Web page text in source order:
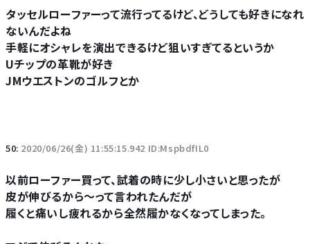
タッセルローファーって流行ってるけど、どうしても好きになれ
ないんだよね
手軽にオシャレを演出できるけど狙いすぎてるというか
Uチップの革靴が好き
JMウエストンのゴルフとか
50: 2020/06/26(金) 11:55:15.942 ID:MspbdfIL0
以前ローファー買って、試着の時に少し小さいと思ったが
皮が伸びるから～って言われたんだが
履くと痛いし疲れるから全然履かなくなってしまった。